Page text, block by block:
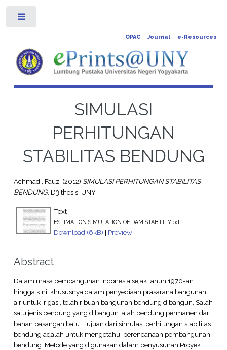
OPAC Journal e-Resources
SIMULASI
PERHITUNGAN
STABILITAS BENDUNG
Achmad , Fauzi (2012) SIMULASI PERHITUNGAN STABILITAS
BENDUNG. D3 thesis, UNY.
Text
ESTIMATION SIMULATION OF DAM STABILITY.pdf
Download (6kB) | Preview
Abstract
Dalam masa pembangunan Indonesia sejak tahun 1970-an
hingga kini, khususnya dalam penyediaan prasarana bangunan
air untuk irigasi, telah ribuan bangunan bendung dibangun. Salah
satu jenis bendung yang dibangun ialah bendung permanen dari
bahan pasangan batu. Tujuan dari simulasi perhitungan stabilitas
bendung adalah untuk mengetahui perencanaan pembangunan
bendung. Metode yang digunakan dalam penyusunan Proyek